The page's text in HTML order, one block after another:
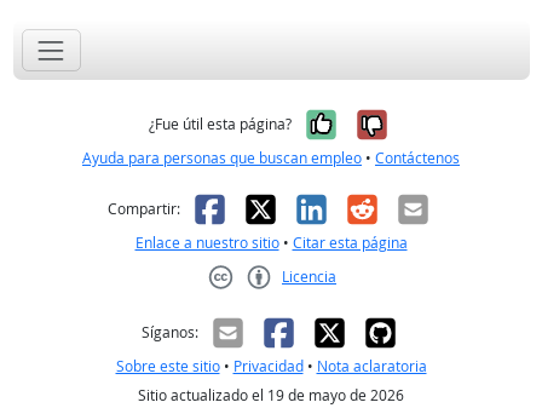
¿Fue útil esta página? Sí, fue útil
No, no fue
Ayuda para personas que buscan empleo • Contáctenos
Compartir: Facebook
X LinkedIn
RedditCorreo
Enlace a nuestro sitio• Citar esta página
Licencia
Síganos:
Sobre este sitio• Privacidad• Nota aclaratoria
Sitio actualizado el 19 de mayo de 2026